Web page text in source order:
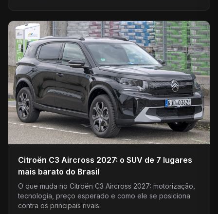
Citroën C3 Aircross 2027: o SUV de 7 lugares
mais barato do Brasil
O que muda no Citroën C3 Aircross 2027: motorização,
tecnologia, preço esperado e como ele se posiciona
contra os principais rivais.